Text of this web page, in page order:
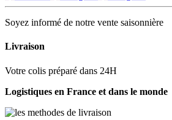
Soyez informé de notre vente saisonnière
Livraison
Votre colis préparé dans 24H
Logistiques en France et dans le monde